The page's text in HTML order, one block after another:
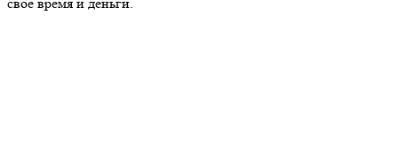
свое время и деньги.